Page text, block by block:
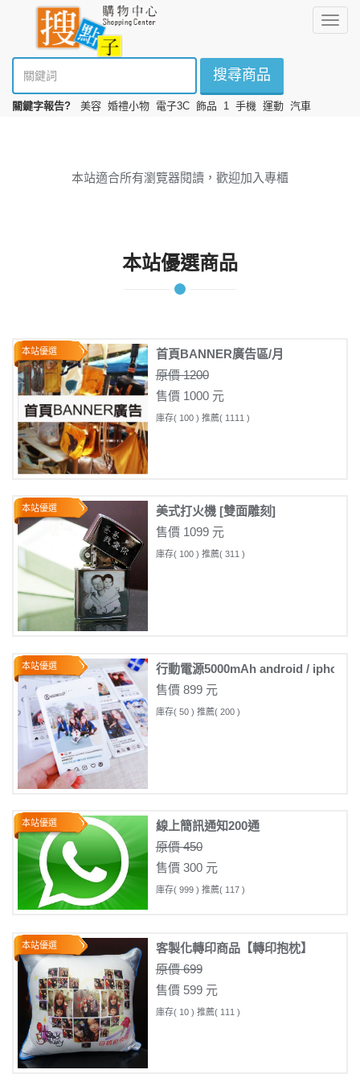
選
搜尋商品
關鍵字報告? 美容 婚禮小物 電子3C 飾品 1 手機 運動 汽車
本站適合所有瀏覽器閱讀，歡迎加入專櫃
本站優選商品
本站優選
首頁BANNER廣告區/月
原價 1200
售價 1000 元
庫存( 100 ) 推薦( 1111 )
本站優選
美式打火機 [雙面雕刻]
售價 1099 元
庫存( 100 ) 推薦( 311 )
本站優選
行動電源5000mAh android / iphone
售價 899 元
庫存( 50 ) 推薦( 200 )
本站優選
線上簡訊通知200通
原價 450
售價 300 元
庫存( 999 ) 推薦( 117 )
本站優選
客製化轉印商品【轉印抱枕】
原價 699
售價 599 元
庫存( 10 ) 推薦( 111 )